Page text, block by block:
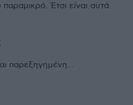
Έτσι είναι αυτά.
παρεξηγημένη...